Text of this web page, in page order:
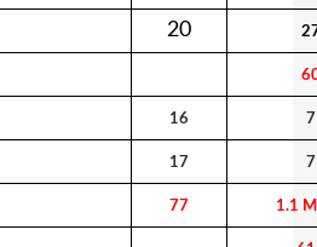
20
16
17
77 1.1